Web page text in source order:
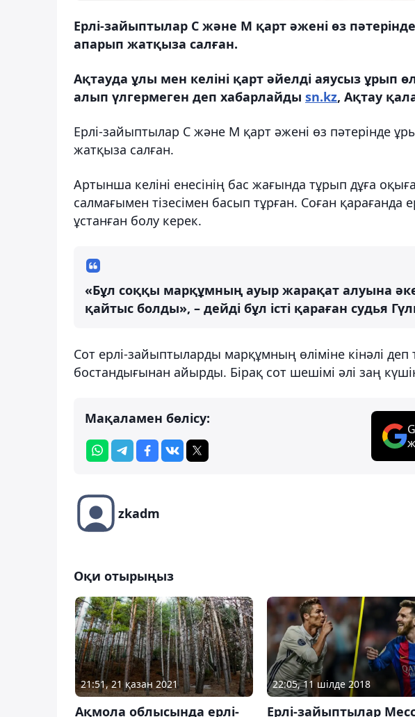
Ерлі-зайыптылар С және М қарт әжені өз
апарып жатқыза салған.
Ақтауда ұлы мен келіні қарт әйелді аяусыз ұрып
алып үлгермеген деп хабарлайды sn.kz, Ақтау
Ерлі-зайыптылар С және М қарт әжені өз пәтерінде
жатқыза салған.
Артынша келіні енесінің бас жағында тұрып дұға
салмағымен тізесімен басып тұрған. Соған қарағанда
ұстанған болу керек.
«Бұл соққы марқұмның ауыр жарақат алуына
қайтыс болды», – дейді бұл істі қараған судья
Сот ерлі-зайыптыларды марқұмның өліміне кінәлі
бостандығынан айырды. Бірақ сот шешімі әлі заң
Мақаламен бөлісу:
zkadm
Оқи отырыңыз
21:51, 21 қазан 2021
Ақмола облысында ерлі-
22:05, 11 шілде 2018
Ерлі-зайыптылар